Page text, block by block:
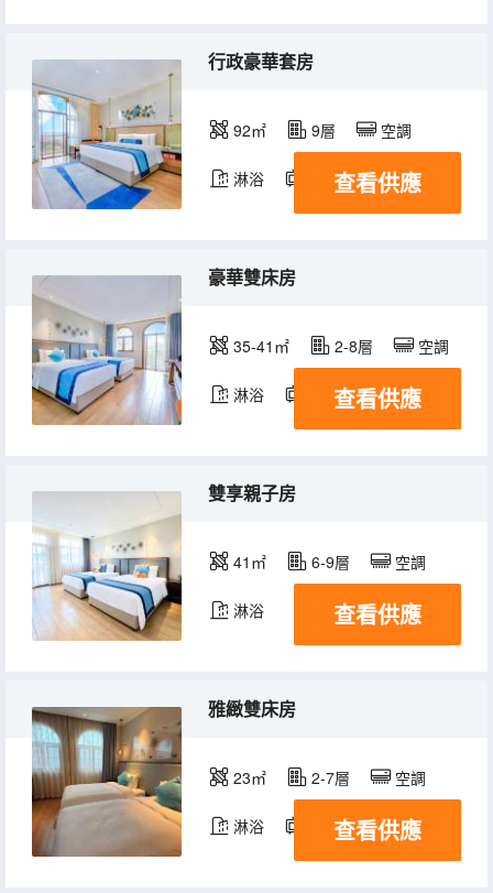
行政豪華套房
92㎡ 9層 空調
淋浴 電視機 冰箱
查看供應
豪華雙床房
35-41㎡ 2-8層 空調
淋浴 電視機
查看供應
雙享親子房
41㎡ 6-9層 空調
淋浴 查看供應
雅緻雙床房
23㎡ 2-7層 空調
淋浴 電視機
查看供應